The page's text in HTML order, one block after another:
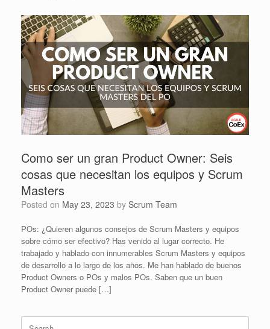
Como ser un gran Product Owner: Seis
cosas que necesitan los equipos y Scrum
Masters
Posted on May 23, 2023 by Scrum Team
POs: ¿Quieren algunos consejos de Scrum Masters y equipos
sobre cómo ser efectivo? Has venido al lugar correcto. He
trabajado y hablado con innumerables Scrum Masters y equipos
de desarrollo a lo largo de los años. Me han hablado de buenos
Product Owners o POs y malos POs. Saben que un buen
Product Owner puede […]
Search